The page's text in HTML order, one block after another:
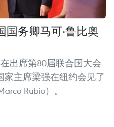
务卿马可·鲁比奥
出席第80届联合国大会
主席梁强在纽约会见了
Rubio）。